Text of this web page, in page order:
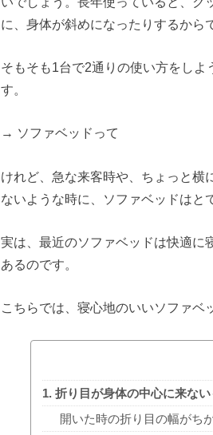
に、身体が斜めになったりするから
そもそも1台で2通りの使い方をし
す。
→ ソファベッドって
けれど、急な来客時や、ちょっと横
ないような時に、ソファベッドはと
実は、最近のソファベッドは快適に
あるのです。
こちらでは、寝心地のいいソファベ
1. 折り目が身体の中心に来な
開いた時の折り目の幅がち